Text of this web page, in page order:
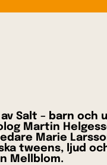
Salt – barn och
Martin
Marie
tweens, ljud
Mellblom.